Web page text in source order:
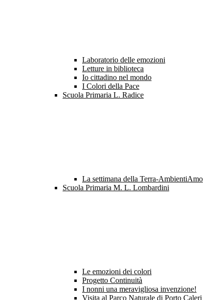
Laboratorio delle emozioni
Letture in biblioteca
Io cittadino nel mondo
I Colori della Pace
Scuola Primaria L. Radice
La settimana della Terra-AmbientiAmo
Scuola Primaria M. L. Lombardini
Le emozioni dei colori
Progetto Continuità
I nonni una meravigliosa invenzione!
Visita al Parco Naturale di Porto Caleri